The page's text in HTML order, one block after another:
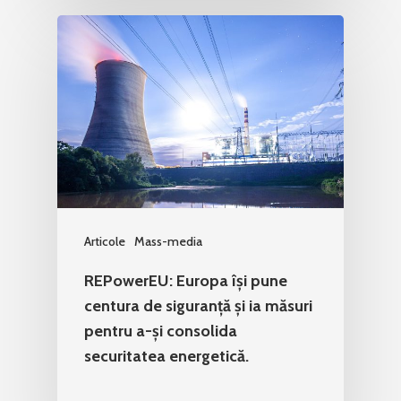
Articole Mass-media
REPowerEU: Europa își pune
centura de siguranță și ia măsuri
pentru a-și consolida
securitatea energetică.